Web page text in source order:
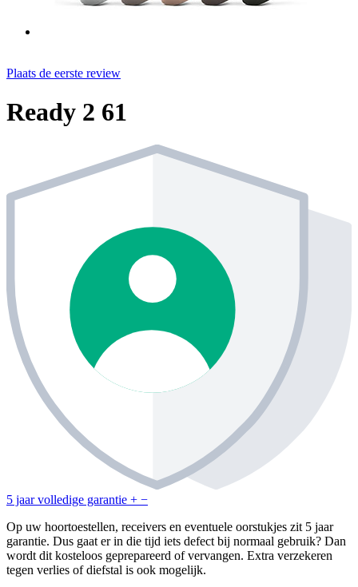
Plaats de eerste review
Ready 2 61
5 jaar volledige garantie + −
Op uw hoortoestellen, receivers en eventuele oorstukjes zit 5 jaar
garantie. Dus gaat er in die tijd iets defect bij normaal gebruik? Dan
wordt dit kosteloos geprepareerd of vervangen. Extra verzekeren
tegen verlies of diefstal is ook mogelijk.